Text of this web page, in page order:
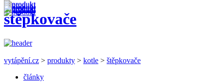
štěpkovače
vytápění.cz > produkty > kotle > štěpkovače
články